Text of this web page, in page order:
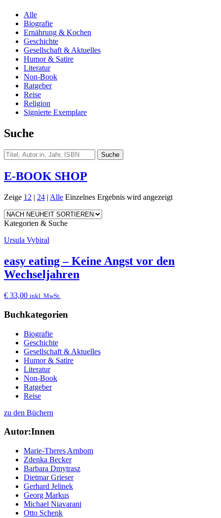
Alle
Biografie
Ernährung & Kochen
Geschichte
Gesellschaft & Aktuelles
Humor & Satire
Literatur
Non-Book
Ratgeber
Reise
Religion
Signierte Exemplare
Suche
E-BOOK SHOP
Zeige 12 | 24 | Alle Einzelnes Ergebnis wird angezeigt
Kategorien & Suche
Ursula Vybiral
easy eating – Keine Angst vor den
Wechseljahren
€ 33,00 inkl. MwSt.
Buchkategorien
Biografie
Geschichte
Gesellschaft & Aktuelles
Humor & Satire
Literatur
Non-Book
Ratgeber
Reise
zu den Büchern
Autor:Innen
Marie-Theres Arnbom
Zdenka Becker
Barbara Dmytrasz
Dietmar Grieser
Gerhard Jelinek
Georg Markus
Michael Niavarani
Otto Schenk